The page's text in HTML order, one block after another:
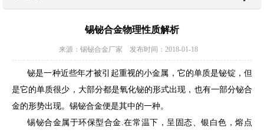
锡铋合金物理性质解析
来源：锡铋合金厂家 发布时间：2018-01-18
铋是一种近些年才被引起重视的小金属，它的单质是铋锭，但
是它的单质很少，大部分都是氧化铋的形式出现，也有一部分铋合
金的形势出现。锡铋合金便是其中的一种。
锡铋合金属于环保型合金.在常温下，呈固态、银白色，熔点